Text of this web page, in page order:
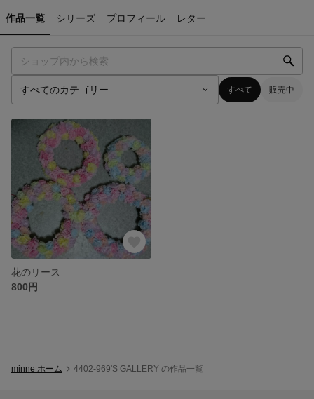
作品一覧 シリーズ プロフィール レター
すべて 販売中
花のリース
800円
minne ホーム 4402-969'S GALLERY の作品一覧